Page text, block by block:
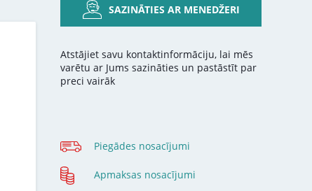
SAZINĀTIES AR MENEDŽERI
Atstājiet savu kontaktinformāciju, lai mēs
varētu ar Jums sazināties un pastāstīt par
preci vairāk
Piegādes nosacījumi
Apmaksas nosacījumi